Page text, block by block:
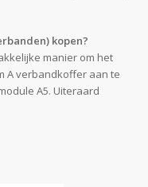
kopen?
manier om het
A verbandkoffer aan te
A5. Uiteraard